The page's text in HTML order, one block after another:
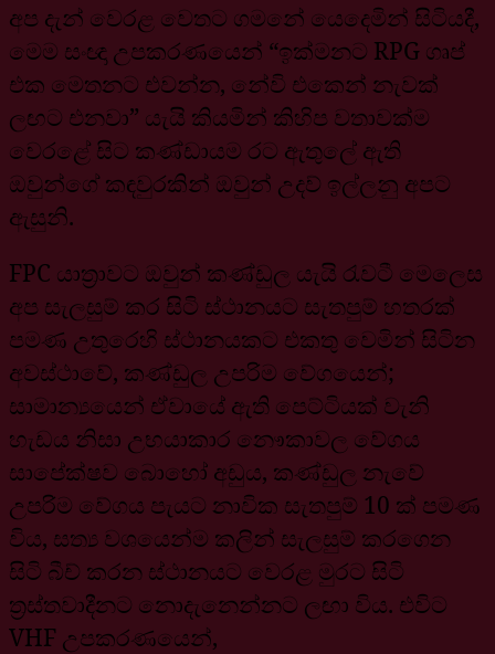
අප දැන් වෙරළ වෙතට ගමනේ යෙදෙමින් සිටියදී,
මෙම සංඥා උපකරණයෙන් “ඉක්මනට RPG ගෘප්
එක මෙතනට එවන්න, නේවි එකෙන් නැවක්
ලඟට එනවා” යැයි කියමින් කිහිප වතාවක්ම
වෙරළේ සිට කණ්ඩායම රට ඇතුලේ ඇති
ඔවුන්ගේ කඳවුරකින් ඔවුන් උදව් ඉල්ලනු අපට
ඇසුනි.
FPC යාත්‍රාවට ඔවුන් කණ්ඩුල යැයි රැවටී මෙලෙස
අප සැලසුම් කර සිටි ස්ථානයට සැතපුම් හතරක්
පමණ උතුරෙහි ස්ථානයකට එකතු වෙමින් සිටින
අවස්ථාවේ, කණ්ඩුල උපරිම වේගයෙන්;
සාමාන්‍යයෙන් ඒවායේ ඇති පෙට්ටියක් වැනි
හැඩය නිසා උභයාකාර නෞකාවල වේගය
සාපේක්ෂව බොහෝ අඩුය, කණ්ඩුල නැවේ
උපරිම වේගය පැයට නාවික සැතපුම් 10 ක් පමණ
විය, සත්‍ය වශයෙන්ම කලින් සැලසුම් කරගෙන
සිටි බීච් කරන ස්ථානයට වෙරළ මුරට සිටි
ත්‍රස්තවාදීනට නොදැනෙන්නට ලඟා විය. එවිට
VHF උපකරණයෙන්,